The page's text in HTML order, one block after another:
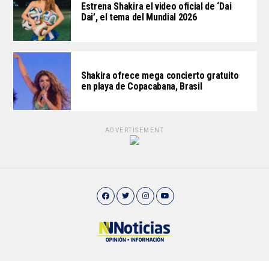
Estrena Shakira el video oficial de ‘Dai
Dai’, el tema del Mundial 2026
Shakira ofrece mega concierto gratuito
en playa de Copacabana, Brasil
ADVERTISEMENT